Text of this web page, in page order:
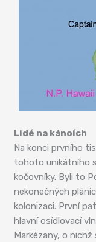
Lidé na kánoích
Na konci prvního
tohoto unikátního
kočovníky. Byli to
nekonečných
kolonizaci. První
hlavní osídlovací
Markézany, o